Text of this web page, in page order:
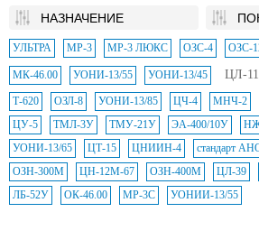
НАЗНАЧЕНИЕ
УЛЬТРА МР-3 МР-3 ЛЮКС ОЗС-4 ОЗС-
МК-46.00 УОНИ-13/55 УОНИ-13/45 ЦЛ-11
Т-620 ОЗЛ-8 УОНИ-13/85 ЦЧ-4 МНЧ-2
ЦУ-5
ТМЛ-3У ТМУ-21У ЭА-400/10У
УОНИ-13/65
ЦТ-15 ЦНИИН-4 стандарт
ОЗН-300М
ЦН-12М-67 ОЗН-400М ЦЛ-39
ЛБ-52У
ОК-46.00 МР-3С УОНИИ-13/55